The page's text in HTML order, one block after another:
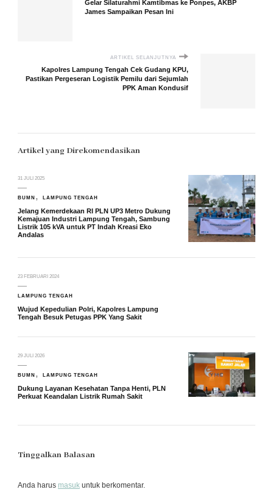
Gelar Silaturahmi Kamtibmas ke Ponpes, AKBP
James Sampaikan Pesan Ini
ARTIKEL SELANJUTNYA
Kapolres Lampung Tengah Cek Gudang KPU,
Pastikan Pergeseran Logistik Pemilu dari Sejumlah
PPK Aman Kondusif
Artikel yang Direkomendasikan
31 JULI 2025
BUMN LAMPUNG TENGAH
Jelang Kemerdekaan RI PLN UP3 Metro Dukung
Kemajuan Industri Lampung Tengah, Sambung
Listrik 105 kVA untuk PT Indah Kreasi Eko
Andalas
23 FEBRUARI 2024
LAMPUNG TENGAH
Wujud Kepedulian Polri, Kapolres Lampung
Tengah Besuk Petugas PPK Yang Sakit
29 JULI 2026
BUMN LAMPUNG TENGAH
Dukung Layanan Kesehatan Tanpa Henti, PLN
Perkuat Keandalan Listrik Rumah Sakit
Tinggalkan Balasan
Anda harus masuk untuk berkomentar.